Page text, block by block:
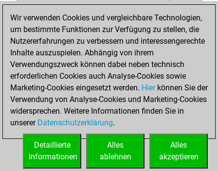
Matt auf vollem Brett
0
Bauer setzt Matt
0
Erstickte Matts
Unterverwandlungen
Türme auf der siebten
0
STARTSEITE
Wir verwenden Cookies und vergleichbare Technologien,
um bestimmte Funktionen zur Verfügung zu stellen, die
Nutzererfahrungen zu verbessern und interessengerechte
Inhalte auszuspielen. Abhängig von ihrem
Verwendungszweck können dabei neben technisch
erforderlichen Cookies auch Analyse-Cookies sowie
Marketing-Cookies eingesetzt werden. Hierkönnen Sie der
Verwendung von Analyse-Cookies und Marketing-Cookies
widersprechen. Weitere Informationen finden Sie in
unserer Datenschutzerklärung.
Alles
akzeptieren
Alles
ablehnen
Detaillierte
Informationen